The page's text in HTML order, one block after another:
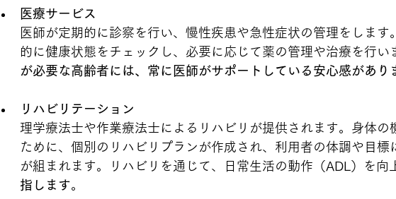
医療サービス
医師が定期的に診察を行い、慢性疾患や急性症状の管理をします
的に健康状態をチェックし、必要に応じて薬の管理や治療を行い
が必要な高齢者には、常に医師がサポートしている安心感があり
リハビリテーション
理学療法士や作業療法士によるリハビリが提供されます。身体の
ために、個別のリハビリプランが作成され、利用者の体調や目標
が組まれます。リハビリを通じて、日常生活の動作（ADL）を向
指します。